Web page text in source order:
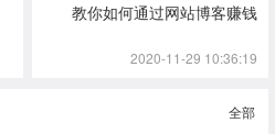
教你如何通过网站博客赚钱
2020-11-29 10:36:19
全部